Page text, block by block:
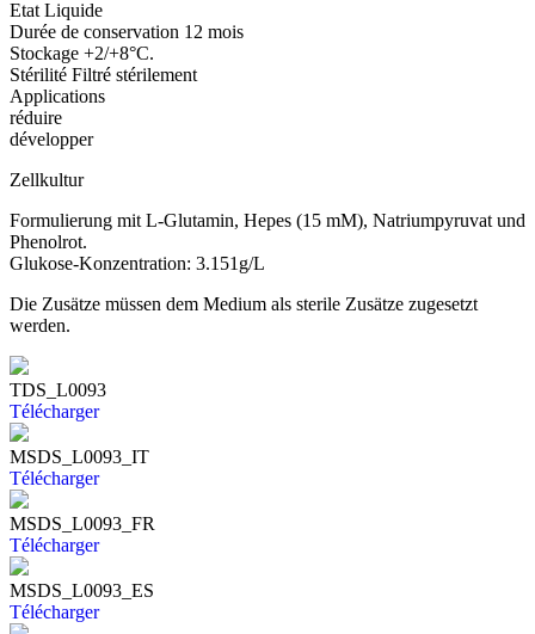
Etat Liquide
Durée de conservation 12 mois
Stockage +2/+8°C.
Stérilité Filtré stérilement
Applications
réduire
développer
Zellkultur
Formulierung mit L-Glutamin, Hepes (15 mM), Natriumpyruvat und
Phenolrot.
Glukose-Konzentration: 3.151g/L
Die Zusätze müssen dem Medium als sterile Zusätze zugesetzt
werden.
TDS_L0093
Télécharger
MSDS_L0093_IT
Télécharger
MSDS_L0093_FR
Télécharger
MSDS_L0093_ES
Télécharger